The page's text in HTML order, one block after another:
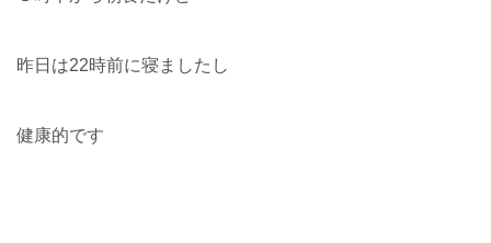
昨日は22時前に寝ましたし
健康的です